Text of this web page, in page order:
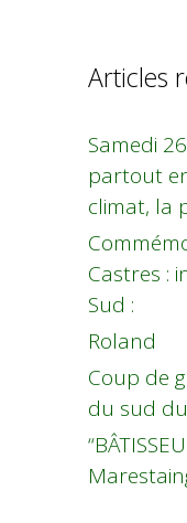
Articles
Samedi
partout
climat, la
Castres :
Sud :
Roland
Coup de
du sud